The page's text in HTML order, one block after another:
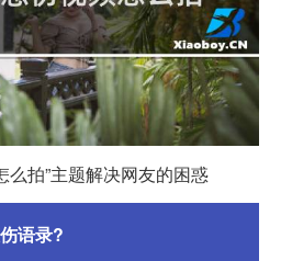
么拍”主题解决网友的困惑
语录?